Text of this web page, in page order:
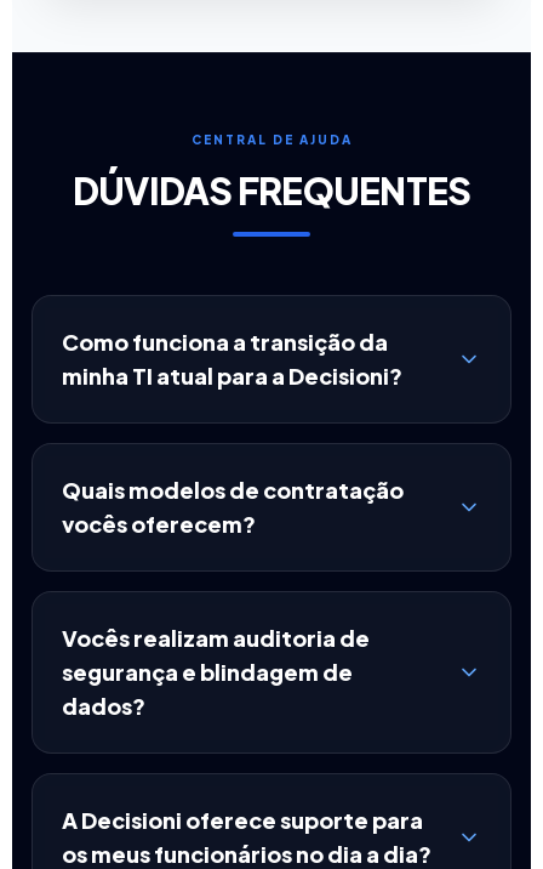
CENTRAL DE AJUDA
DÚVIDAS FREQUENTES
Como funciona a transição da
minha TI atual para a Decisioni?
Quais modelos de contratação
vocês oferecem?
Vocês realizam auditoria de
segurança e blindagem de
dados?
A Decisioni oferece suporte para
os meus funcionários no dia a dia?